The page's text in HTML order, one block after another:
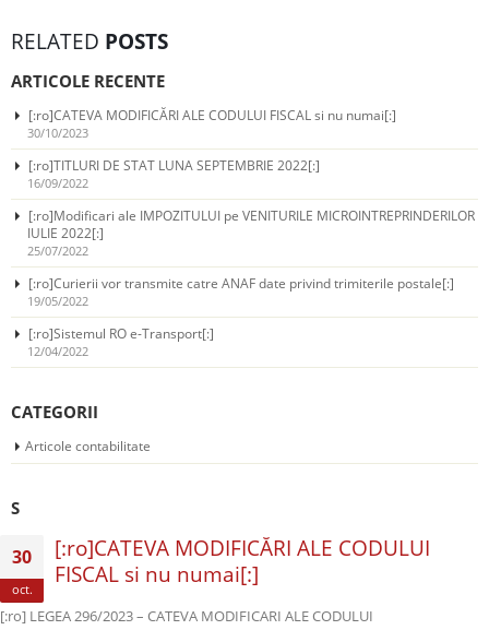
RELATED POSTS
ARTICOLE RECENTE
[:ro]CATEVA MODIFICĂRI ALE CODULUI FISCAL si nu numai[:]
30/10/2023
[:ro]TITLURI DE STAT LUNA SEPTEMBRIE 2022[:]
16/09/2022
[:ro]Modificari ale IMPOZITULUI pe VENITURILE MICROINTREPRINDERILOR
IULIE 2022[:]
25/07/2022
[:ro]Curierii vor transmite catre ANAF date privind trimiterile postale[:]
19/05/2022
[:ro]Sistemul RO e-Transport[:]
12/04/2022
CATEGORII
Articole contabilitate
S
30
oct.
[:ro]CATEVA MODIFICĂRI ALE CODULUI
FISCAL si nu numai[:]
[:ro] LEGEA 296/2023 – CATEVA MODIFICARI ALE CODULUI